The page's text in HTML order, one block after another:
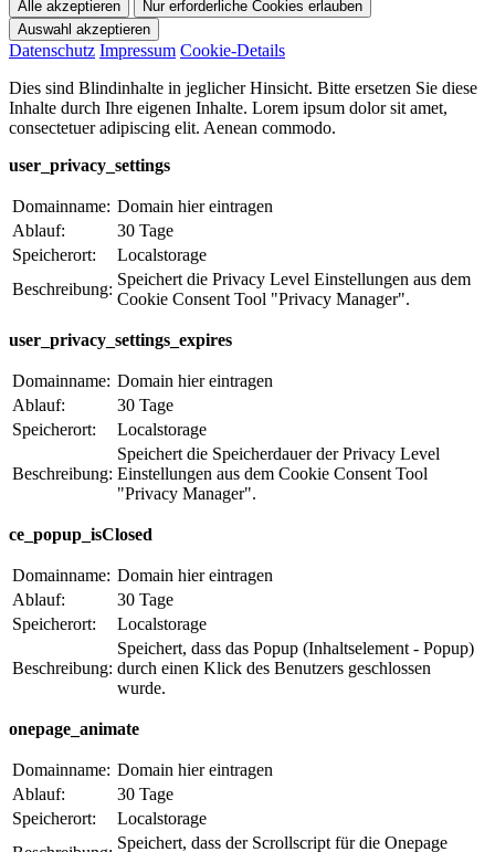
Datenschutz Impressum Cookie-Details
Dies sind Blindinhalte in jeglicher Hinsicht. Bitte ersetzen Sie diese
Inhalte durch Ihre eigenen Inhalte. Lorem ipsum dolor sit amet,
consectetuer adipiscing elit. Aenean commodo.
user_privacy_settings
Domainname: Domain hier eintragen
Ablauf:
30 Tage
Speicherort:
Localstorage
Beschreibung:
Speichert die Privacy Level Einstellungen aus dem
Cookie Consent Tool "Privacy Manager".
user_privacy_settings_expires
Domainname: Domain hier eintragen
Ablauf:
30 Tage
Speicherort:
Localstorage
Beschreibung:
Speichert die Speicherdauer der Privacy Level
Einstellungen aus dem Cookie Consent Tool
"Privacy Manager".
ce_popup_isClosed
Domainname: Domain hier eintragen
Ablauf:
30 Tage
Speicherort:
Localstorage
Beschreibung:
Speichert, dass das Popup (Inhaltselement - Popup)
durch einen Klick des Benutzers geschlossen
wurde.
onepage_animate
Domainname: Domain hier eintragen
Ablauf:
30 Tage
Speicherort:
Localstorage
Speichert, dass der Scrollscript für die Onepage